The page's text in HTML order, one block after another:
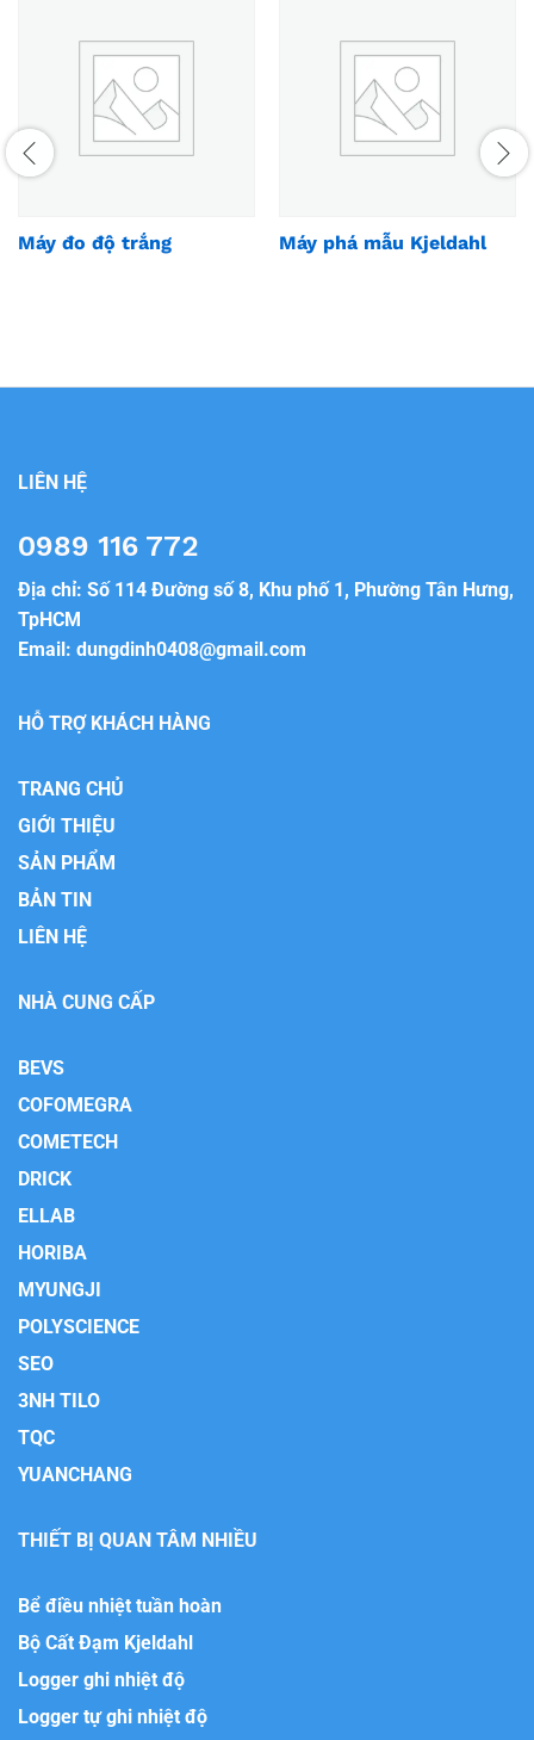
Máy đo độ trắng Máy phá mẫu Kjeldahl
LIÊN HỆ
0989 116 772
Địa chỉ: Số 114 Đường số 8, Khu phố 1, Phường Tân Hưng,
TpHCM
Email: dungdinh0408@gmail.com
HỖ TRỢ KHÁCH HÀNG
TRANG CHỦ
GIỚI THIỆU
SẢN PHẨM
BẢN TIN
LIÊN HỆ
NHÀ CUNG CẤP
BEVS
COFOMEGRA
COMETECH
DRICK
ELLAB
HORIBA
MYUNGJI
POLYSCIENCE
SEO
3NH TILO
TQC
YUANCHANG
THIẾT BỊ QUAN TÂM NHIỀU
Bể điều nhiệt tuần hoàn
Bộ Cất Đạm Kjeldahl
Logger ghi nhiệt độ
Logger tự ghi nhiệt độ